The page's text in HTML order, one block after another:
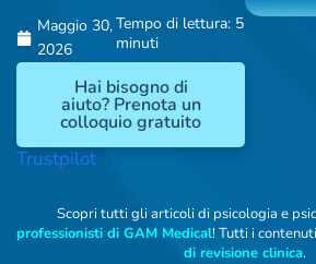
Maggio 30,
2026
Tempo di lettura: 5
minuti
Hai bisogno di
aiuto? Prenota un
colloquio gratuito
Trustpilot
Scopri tutti gli articoli di psicologia e
professionisti di GAM Medical! Tutti i
di revisione clinica.